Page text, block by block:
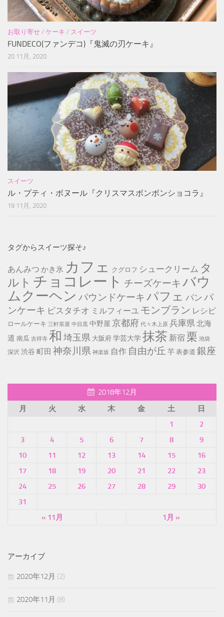
お取り寄せ / ケーキ / スイーツ
FUNDECO(ファンデコ)『鬼滅の刃ケーキ』
20 11月, 2020
スイーツ
ル・プティ・ボヌール『クリスマスボンボンショコラ』
19 11月, 2020
タグからスイーツ探そ♪
あんみつ かき氷 カフェ クグロフ シュークリーム タ
ルト チョコレート チーズケーキ バウ
ムクーヘン パウンドケーキ パフェ パン パ
ンケーキ ピスタチオ ミルフィーユ モンブラン レシピ
ロールケーキ 三軒茶屋 中目黒 中野屋 京都府 代々木上原 兵庫県 北海
道 南瓜 吉祥寺 和 埼玉県 大阪府 学芸大学抹茶 新宿 栗 池袋
深沢 渋谷 町田 神奈川県 神楽坂 自作 自由が丘 芋 表参道 銀座
2018年12月
月
火 水 木 金 土 日
« 11月 1月 »
1
2
3
4 5 6 7 8
9
10
11 12 13 14 15
16
17
18 19 20 21 22
23
24
25 26 27 28 29
30
31
アーカイブ
2020年12月 (2)
2020年11月 (8)